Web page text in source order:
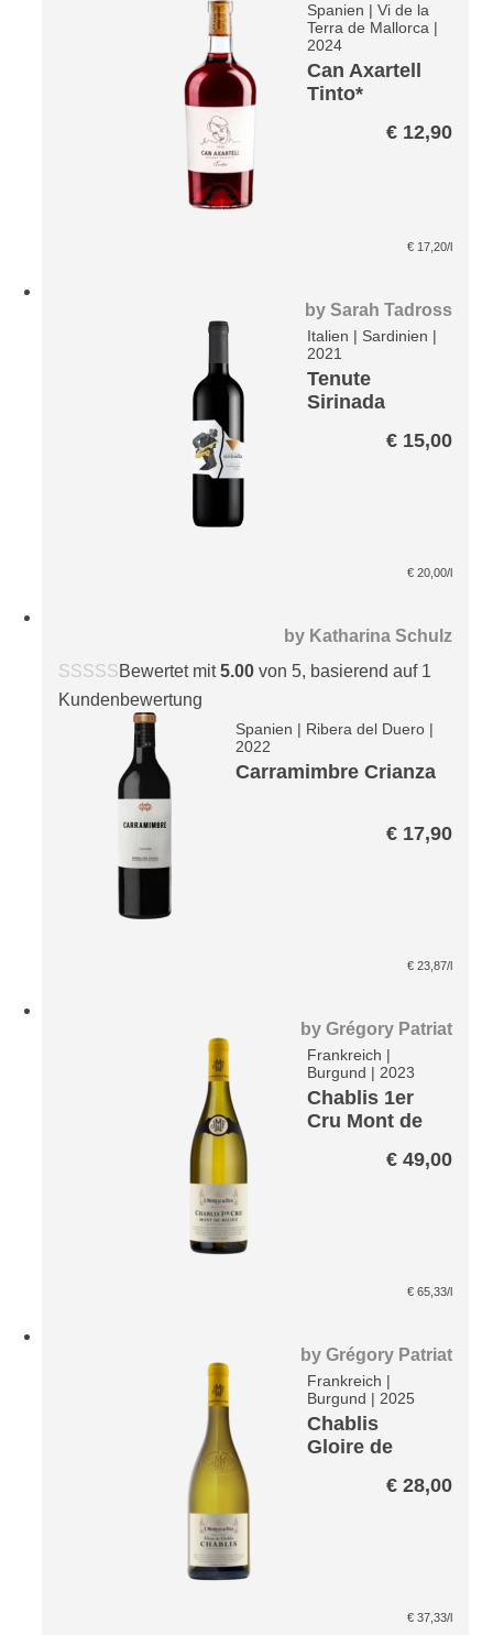
Spanien |Vi de la
Terra de Mallorca |
2024
Can Axartell
Tinto*
€ 12,90
€ 17,20/l
bySarah Tadross
Italien | Sardinien |
2021
Tenute
Sirinada
Sardegna
€ 15,00
€ 20,00/l
by Katharina Schulz
Bewertet mit5.00von 5, basierend auf 1
Kundenbewertung
Spanien | Ribera del Duero |
2022
Carramimbre Crianza
€ 17,90
€ 23,87/l
byGrégory Patriat
Frankreich |
Burgund | 2023
Chablis 1er
Cru Mont de
€ 49,00
€ 65,33/l
byGrégory Patriat
Frankreich |
Burgund | 2025
Chablis
Gloire de
€ 28,00
€ 37,33/l